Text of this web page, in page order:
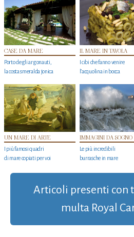
CASE DA MARE
Porto degli argonauti,
la costa smeralda jonica
IL MARE IN TAVOLA
I cibi che fanno venire
l’acquolina in bocca
UN MARE DI ARTE
I più famosi quadri
di mare copiati per voi
IMMAGINI DA SOGNO
Le più incredibili
burrasche in mare
Articoli presenti con
multa Royal